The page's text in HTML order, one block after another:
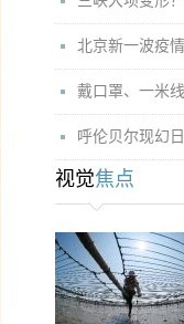
北京新一波疫
戴口罩、一米
呼伦贝尔现幻
视觉焦点